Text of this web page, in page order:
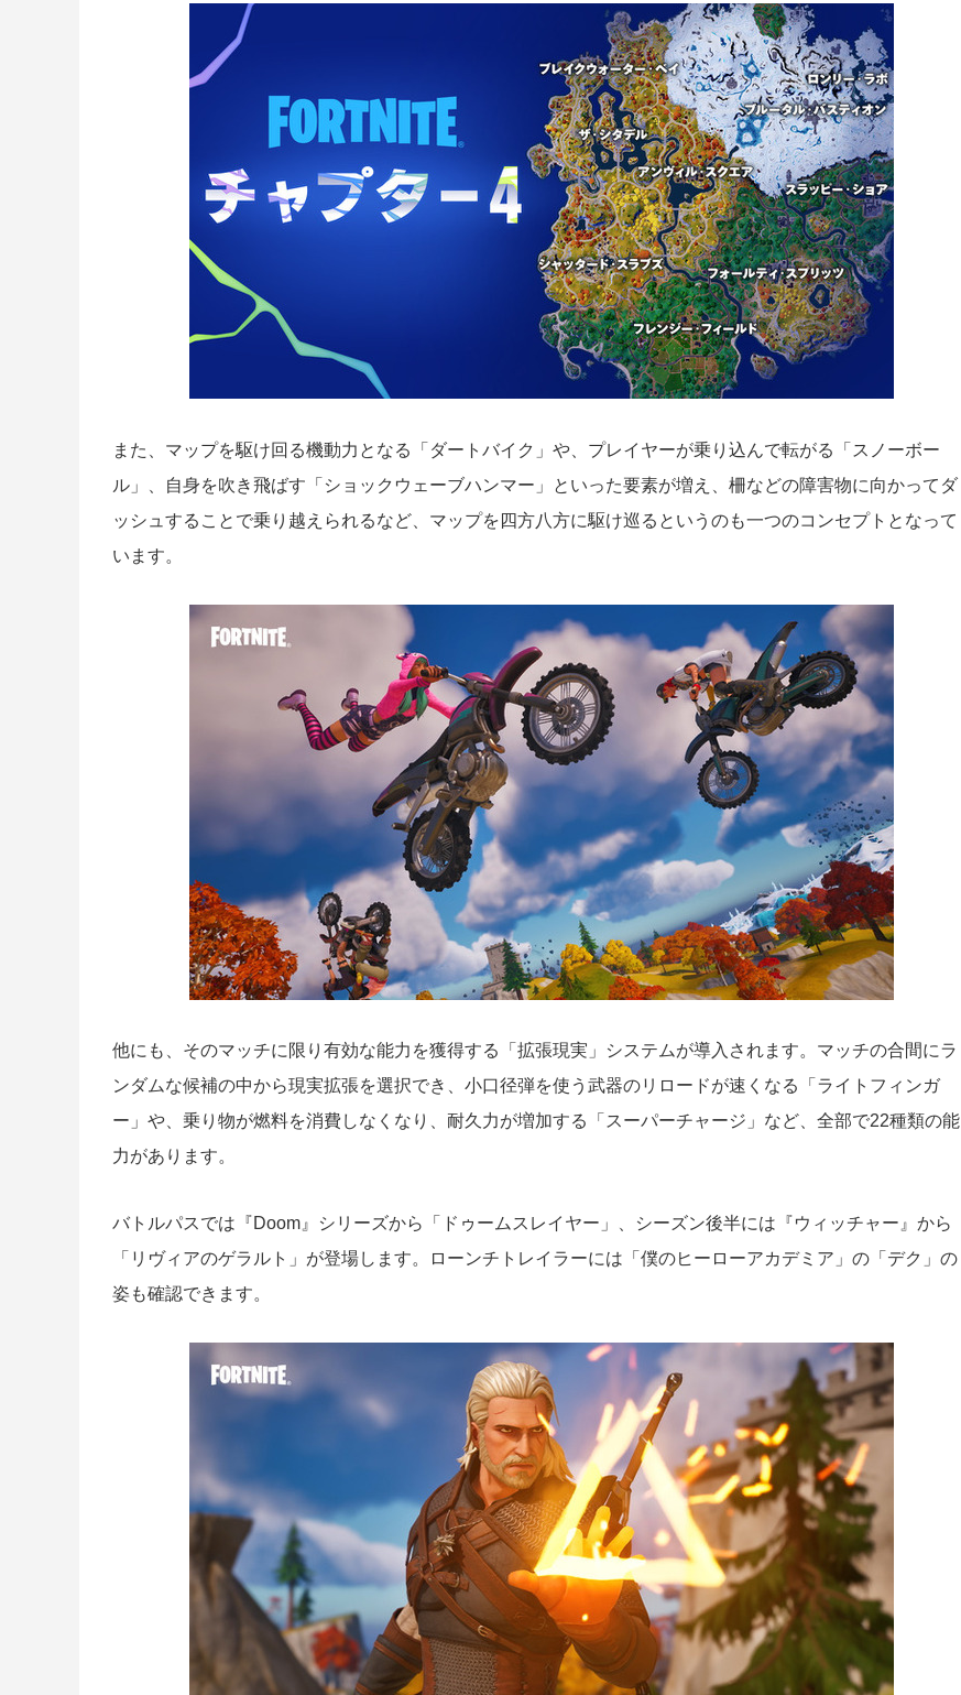
また、マップを駆け回る機動力となる「ダートバイク」や、プレイヤーが乗り込んで転がる「スノーボー
ル」、自身を吹き飛ばす「ショックウェーブハンマー」といった要素が増え、柵などの障害物に向かってダ
ッシュすることで乗り越えられるなど、マップを四方八方に駆け巡るというのも一つのコンセプトとなって
います。
他にも、そのマッチに限り有効な能力を獲得する「拡張現実」システムが導入されます。マッチの合間にラ
ンダムな候補の中から現実拡張を選択でき、小口径弾を使う武器のリロードが速くなる「ライトフィンガ
ー」や、乗り物が燃料を消費しなくなり、耐久力が増加する「スーパーチャージ」など、全部で22種類の能
力があります。
バトルパスでは『Doom』シリーズから「ドゥームスレイヤー」、シーズン後半には『ウィッチャー』から
「リヴィアのゲラルト」が登場します。ローンチトレイラーには「僕のヒーローアカデミア」の「デク」の
姿も確認できます。